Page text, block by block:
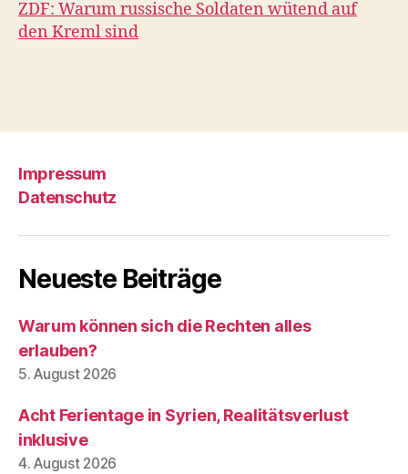
ZDF: Warum russische Soldaten wütend auf
den Kreml sind
Impressum
Datenschutz
Neueste Beiträge
Warum können sich die Rechten alles
erlauben?
5. August 2026
Acht Ferientage in Syrien, Realitätsverlust
inklusive
4. August 2026